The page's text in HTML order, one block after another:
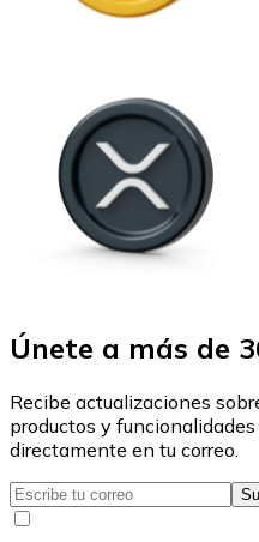
Únete a más de
Recibe actualizaciones
productos y
directamente en tu correo.